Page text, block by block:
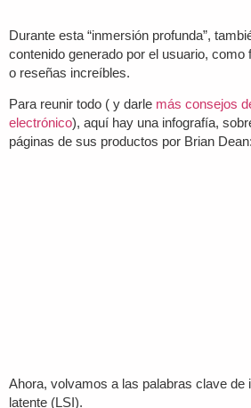
Durante esta “inmersión profunda”,
contenido generado por el usuario, como
o reseñas increíbles.
Para reunir todo ( y darle más consejos
electrónico), aquí hay una infografía,
páginas de sus productos por Brian Dean:
Ahora, volvamos a las palabras clave de
latente (LSI).